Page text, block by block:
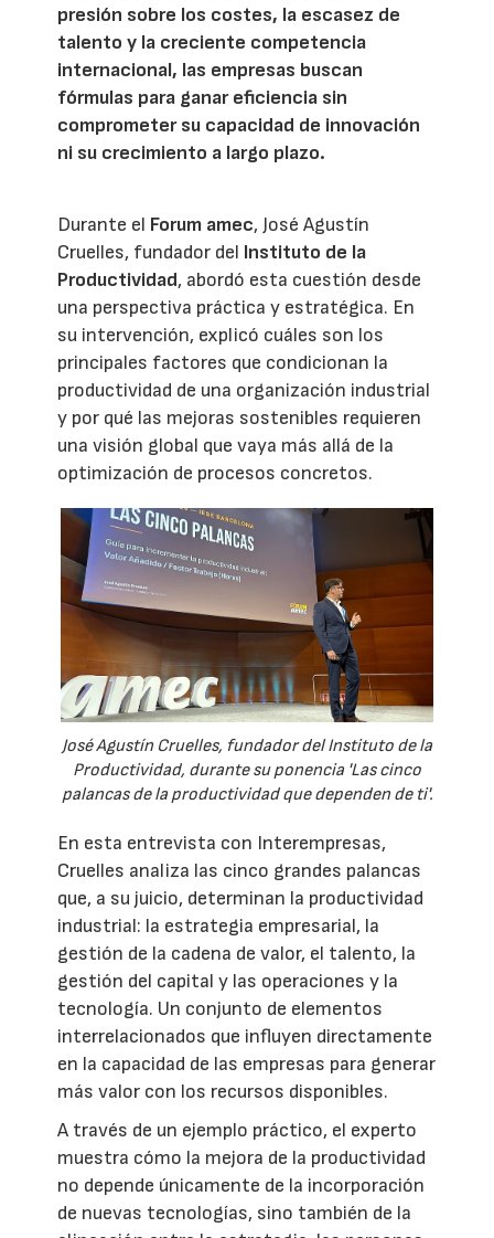
presión sobre los costes, la escasez de
talento y la creciente competencia
internacional, las empresas buscan
fórmulas para ganar eficiencia sin
comprometer su capacidad de innovación
ni su crecimiento a largo plazo.
Durante el Forum amec, José Agustín
Cruelles, fundador del Instituto de la
Productividad, abordó esta cuestión desde
una perspectiva práctica y estratégica. En
su intervención, explicó cuáles son los
principales factores que condicionan la
productividad de una organización industrial
y por qué las mejoras sostenibles requieren
una visión global que vaya más allá de la
optimización de procesos concretos.
José Agustín Cruelles, fundador del Instituto de la
Productividad, durante su ponencia 'Las cinco
palancas de la productividad que dependen de ti'.
En esta entrevista con Interempresas,
Cruelles analiza las cinco grandes palancas
que, a su juicio, determinan la productividad
industrial: la estrategia empresarial, la
gestión de la cadena de valor, el talento, la
gestión del capital y las operaciones y la
tecnología. Un conjunto de elementos
interrelacionados que influyen directamente
en la capacidad de las empresas para generar
más valor con los recursos disponibles.
A través de un ejemplo práctico, el experto
muestra cómo la mejora de la productividad
no depende únicamente de la incorporación
de nuevas tecnologías, sino también de la